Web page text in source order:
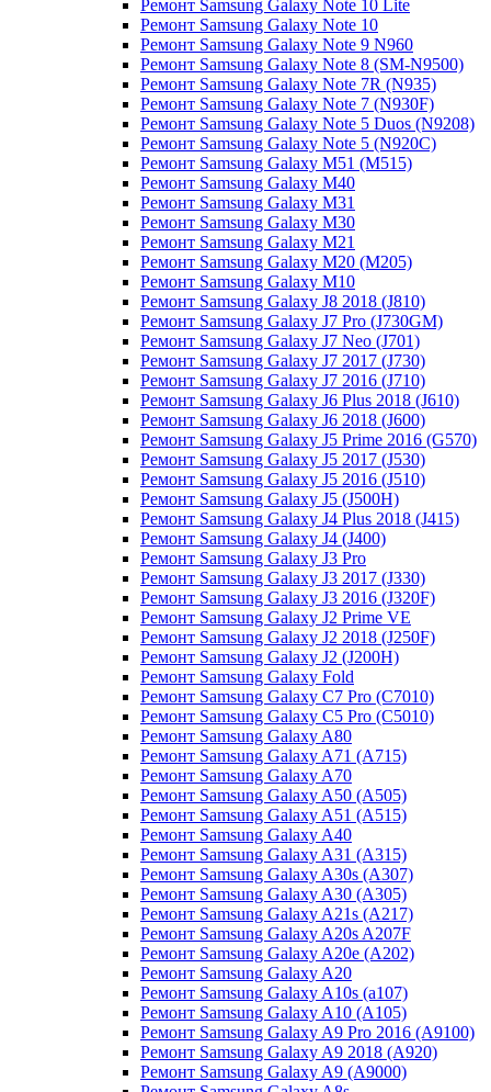
Ремонт Samsung Galaxy Note 10 Lite
Ремонт Samsung Galaxy Note 10
Ремонт Samsung Galaxy Note 9 N960
Ремонт Samsung Galaxy Note 8 (SM-N9500)
Ремонт Samsung Galaxy Note 7R (N935)
Ремонт Samsung Galaxy Note 7 (N930F)
Ремонт Samsung Galaxy Note 5 Duos (N9208)
Ремонт Samsung Galaxy Note 5 (N920C)
Ремонт Samsung Galaxy M51 (M515)
Ремонт Samsung Galaxy M40
Ремонт Samsung Galaxy M31
Ремонт Samsung Galaxy M30
Ремонт Samsung Galaxy M21
Ремонт Samsung Galaxy M20 (M205)
Ремонт Samsung Galaxy M10
Ремонт Samsung Galaxy J8 2018 (J810)
Ремонт Samsung Galaxy J7 Pro (J730GM)
Ремонт Samsung Galaxy J7 Neo (J701)
Ремонт Samsung Galaxy J7 2017 (J730)
Ремонт Samsung Galaxy J7 2016 (J710)
Ремонт Samsung Galaxy J6 Plus 2018 (J610)
Ремонт Samsung Galaxy J6 2018 (J600)
Ремонт Samsung Galaxy J5 Prime 2016 (G570)
Ремонт Samsung Galaxy J5 2017 (J530)
Ремонт Samsung Galaxy J5 2016 (J510)
Ремонт Samsung Galaxy J5 (J500H)
Ремонт Samsung Galaxy J4 Plus 2018 (J415)
Ремонт Samsung Galaxy J4 (J400)
Ремонт Samsung Galaxy J3 Pro
Ремонт Samsung Galaxy J3 2017 (J330)
Ремонт Samsung Galaxy J3 2016 (J320F)
Ремонт Samsung Galaxy J2 Prime VE
Ремонт Samsung Galaxy J2 2018 (J250F)
Ремонт Samsung Galaxy J2 (J200H)
Ремонт Samsung Galaxy Fold
Ремонт Samsung Galaxy C7 Pro (C7010)
Ремонт Samsung Galaxy C5 Pro (C5010)
Ремонт Samsung Galaxy A80
Ремонт Samsung Galaxy A71 (A715)
Ремонт Samsung Galaxy A70
Ремонт Samsung Galaxy A50 (A505)
Ремонт Samsung Galaxy A51 (A515)
Ремонт Samsung Galaxy A40
Ремонт Samsung Galaxy A31 (A315)
Ремонт Samsung Galaxy A30s (A307)
Ремонт Samsung Galaxy A30 (A305)
Ремонт Samsung Galaxy A21s (A217)
Ремонт Samsung Galaxy A20s A207F
Ремонт Samsung Galaxy A20e (A202)
Ремонт Samsung Galaxy A20
Ремонт Samsung Galaxy A10s (a107)
Ремонт Samsung Galaxy A10 (A105)
Ремонт Samsung Galaxy A9 Pro 2016 (A9100)
Ремонт Samsung Galaxy A9 2018 (A920)
Ремонт Samsung Galaxy A9 (A9000)